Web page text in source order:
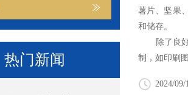
热门新闻
薯片、坚果
和储存。
除了良好
制，如印刷
2024/09/